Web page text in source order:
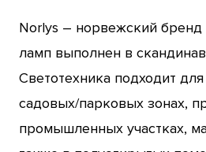
Norlys – норвежский
ламп выполнен в
Светотехника подходит
садовых/парковых зонах,
промышленных участках,